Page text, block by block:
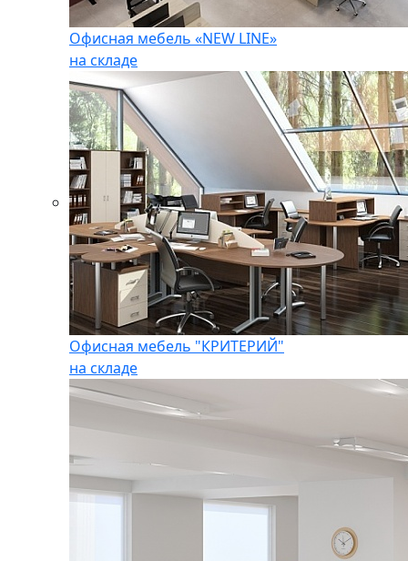
Офисная мебель «NEW LINE»
на складе
Офисная мебель "КРИТЕРИЙ"
на складе